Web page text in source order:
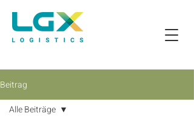
Beitrag
Alle Beiträge